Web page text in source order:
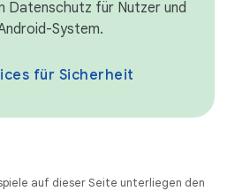
Datenschutz für Nutzer und
System.
für Sicherheit
auf dieser Seite unterliegen den